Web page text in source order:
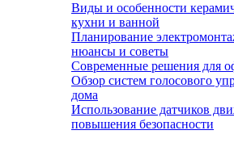
Виды и особенности
кухни и ванной
Планирование
нюансы и советы
Современные решения для
Обзор систем голосового
дома
Использование датчиков
повышения безопасности